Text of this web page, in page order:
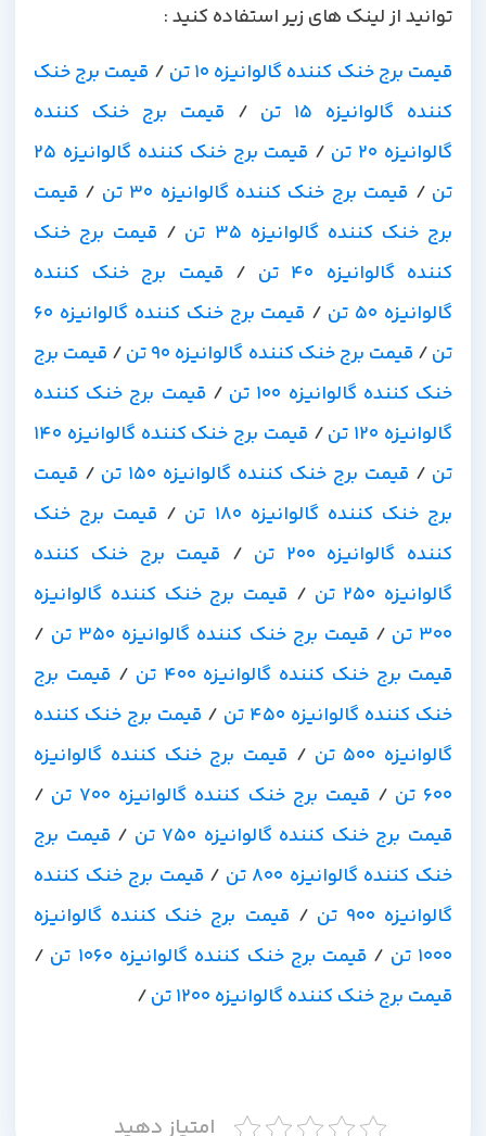
توانید از لینک های زیر استفاده کنید :
قیمت برج خنک کننده گالوانیزه 10 تن
/ قیمت برج خنک
کننده گالوانیزه 15 تن
/ قیمت برج خنک کننده
گالوانیزه 20 تن
/
قیمت برج خنک کننده گالوانیزه 25
تن / قیمت برج خنک کننده گالوانیزه 30 تن / قیمت
برج خنک کننده گالوانیزه 35 تن
/ قیمت برج خنک
کننده گالوانیزه 40 تن
/ قیمت برج خنک کننده
گالوانیزه 50 تن
/
قیمت برج خنک کننده گالوانیزه 60
تن/ قیمت برج خنک کننده گالوانیزه 90 تن / قیمت برج
خنک کننده گالوانیزه 100 تن
/ قیمت برج خنک کننده
گالوانیزه 120 تن
/
قیمت برج خنک کننده گالوانیزه 140
تن / قیمت برج خنک کننده گالوانیزه 150 تن / قیمت
برج خنک کننده گالوانیزه 180 تن
/ قیمت برج خنک
کننده گالوانیزه 200 تن
/ قیمت برج خنک کننده
گالوانیزه 250 تن
/ قیمت برج خنک کننده گالوانیزه
300 تن
/ قیمت برج خنک کننده گالوانیزه 350 تن
/
قیمت برج خنک کننده گالوانیزه 400 تن
/ قیمت برج
خنک کننده گالوانیزه 450 تن
/ قیمت برج خنک کننده
گالوانیزه 500 تن
/ قیمت برج خنک کننده گالوانیزه
600 تن
/ قیمت برج خنک کننده گالوانیزه 700 تن
/
قیمت برج خنک کننده گالوانیزه 750 تن
/ قیمت برج
خنک کننده گالوانیزه 800 تن
/ قیمت برج خنک کننده
گالوانیزه 900 تن
/ قیمت برج خنک کننده گالوانیزه
1000 تن
/ قیمت برج خنک کننده گالوانیزه 1060 تن
/
قیمت برج خنک کننده گالوانیزه 1200 تن
/
امتیاز دهید